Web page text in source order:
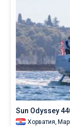
Sun Odyssey
Хорватия,